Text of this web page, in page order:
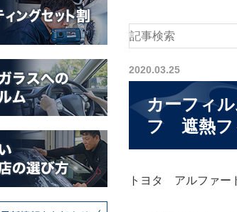
2020.03.25
カーフィ
フ 遮熱フ
トヨタ アルファー